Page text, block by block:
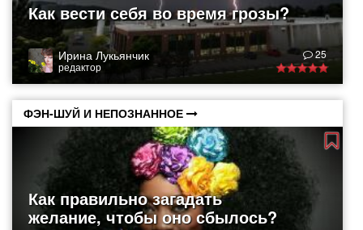
Как вести себя во время грозы?
Ирина Лукьянчик
редактор
25
ФЭН-ШУЙ И НЕПОЗНАННОЕ
Как правильно загадать
желание, чтобы оно сбылось?